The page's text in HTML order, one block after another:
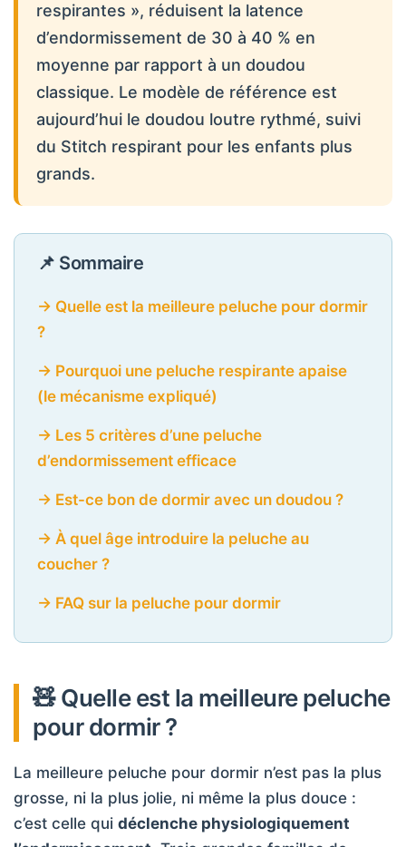
respirantes », réduisent la latence
d’endormissement de 30 à 40 % en
moyenne par rapport à un doudou
classique. Le modèle de référence est
aujourd’hui le doudou loutre rythmé, suivi
du Stitch respirant pour les enfants plus
grands.
📌 Sommaire
→ Quelle est la meilleure peluche pour dormir
?
→ Pourquoi une peluche respirante apaise
(le mécanisme expliqué)
→ Les 5 critères d’une peluche
d’endormissement efficace
→ Est-ce bon de dormir avec un doudou ?
→ À quel âge introduire la peluche au
coucher ?
→ FAQ sur la peluche pour dormir
🧸 Quelle est la meilleure peluche
pour dormir ?
La meilleure peluche pour dormir n’est pas la plus
grosse, ni la plus jolie, ni même la plus douce :
c’est celle qui déclenche physiologiquement